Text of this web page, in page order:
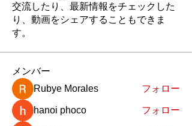
交流したり、最新情報をチェックした
り、動画をシェアすることもできま
す。
メンバー
Rubye Morales フォロー
hanoi phoco フォロー